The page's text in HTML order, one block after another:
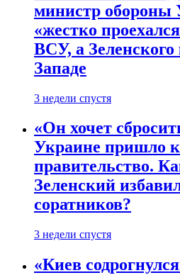
министр обороны
«жестко
ВСУ, а
Западе
3 недели спустя
«Он хочет
Украине пришло к
правительство.
Зеленский
соратников?
3 недели спустя
«Киев